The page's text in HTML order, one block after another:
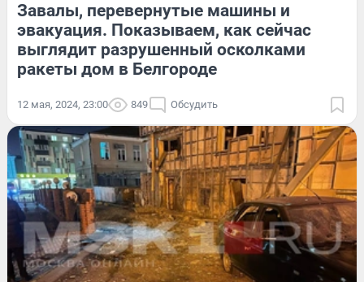
Завалы, перевернутые машины и
эвакуация. Показываем, как сейчас
выглядит разрушенный осколками
ракеты дом в Белгороде
12 мая, 2024, 23:00 849 Обсудить